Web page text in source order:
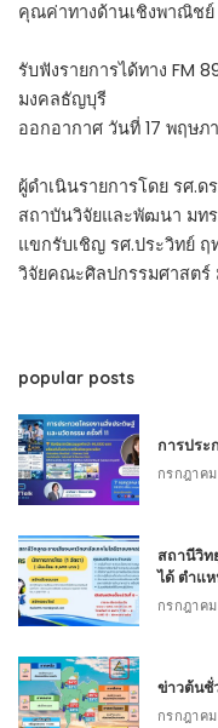
คุณค่าทางด้านเชิงพาณิชย์
รับฟังรายการได้ทาง FM
มงคลธัญบุรี
ออกอากาศ วันที่ 17 พฤษภ
ผู้ดำเนินรายการโดย รศ.
สถาบันวิจัยและพัฒนา มท
แขกรับเชิญ รศ.ประวิทย์
วิจัยคณะศิลปกรรมศาสตร์
popular posts
การประ
กรกฎาค
สถานีวิท
ได้ ตำแ
กรกฎาค
ข่าวต้นชั่
กรกฎาค